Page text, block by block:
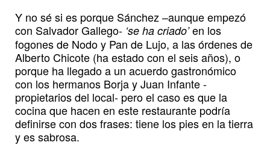
Y no sé si es porque Sánchez –aunque empezó
con Salvador Gallego- ‘se ha criado’en los
fogones de Nodo y Pan de Lujo, a las órdenes de
Alberto Chicote (ha estado con el seis años), o
porque ha llegado a un acuerdo gastronómico
con los hermanos Borja y Juan Infante -
propietarios del local- pero el caso es que la
cocina que hacen en este restaurante podría
definirse con dos frases: tiene los pies en la tierra
y es sabrosa.